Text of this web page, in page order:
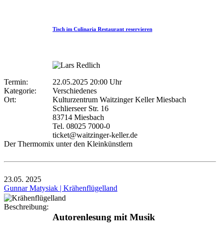
Tisch im Culinaria Restaurant reservieren
Termin:
22.05.2025 20:00 Uhr
Kategorie:
Verschiedenes
Ort:
Kulturzentrum Waitzinger Keller Miesbach
Schlierseer Str. 16
83714 Miesbach
Tel. 08025 7000-0
ticket@waitzinger-keller.de
Der Thermomix unter den Kleinkünstlern
23.05. 2025
Gunnar Matysiak | Krähenflügelland
Beschreibung:
Autorenlesung mit Musik